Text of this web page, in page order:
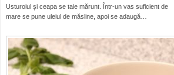
Usturoiul și ceapa se taie mărunt. Într-un vas suficient de
mare se pune uleiul de măsline, apoi se adaugă…